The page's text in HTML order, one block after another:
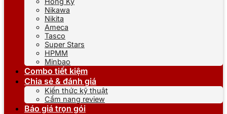
Nikawa
Nikita
Ameca
Tasco
Super Stars
HPMM
Minbao
Combo tiết kiệm
Chia sẻ & đánh giá
Kiến thức kỹ thuật
Cẩm nang review
Báo giá trọn gói